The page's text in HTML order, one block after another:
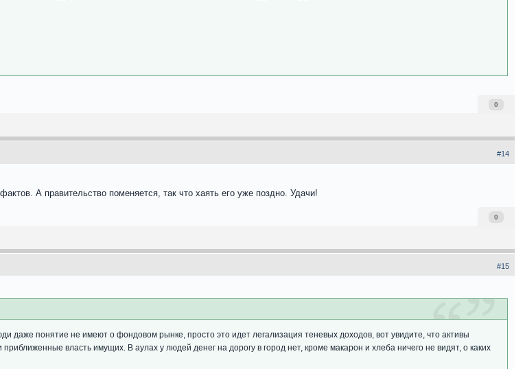
0
#14
А правительство поменяется, так что хаять его уже поздно. Удачи!
0
#15
даже понятие не имеют о фондовом рынке, просто это идет легализация теневых доходов, вот увидите, что активы
власть имущих. В аулах у людей денег на дорогу в город нет, кроме макарон и хлеба ничего не видят, о каких